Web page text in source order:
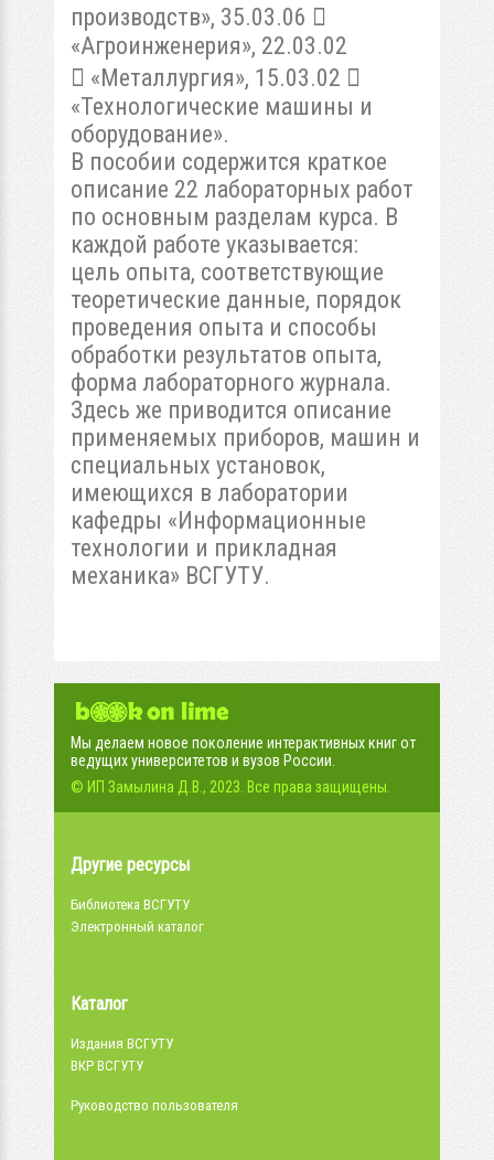
производств», 35.03.06 
«Агроинженерия», 22.03.02
 «Металлургия», 15.03.02 
«Технологические машины и
оборудование».
В пособии содержится краткое
описание 22 лабораторных работ
по основным разделам курса. В
каждой работе указывается:
цель опыта, соответствующие
теоретические данные, порядок
проведения опыта и способы
обработки результатов опыта,
форма лабораторного журнала.
Здесь же приводится описание
применяемых приборов, машин и
специальных установок,
имеющихся в лаборатории
кафедры «Информационные
технологии и прикладная
механика» ВСГУТУ.
Мы делаем новое поколение интерактивных книг от
ведущих университетов и вузов России.
© ИП Замылина Д.В., 2023. Все права защищены.
Другие ресурсы
Библиотека ВСГУТУ
Электронный каталог
Каталог
Издания ВСГУТУ
ВКР ВСГУТУ
Руководство пользователя